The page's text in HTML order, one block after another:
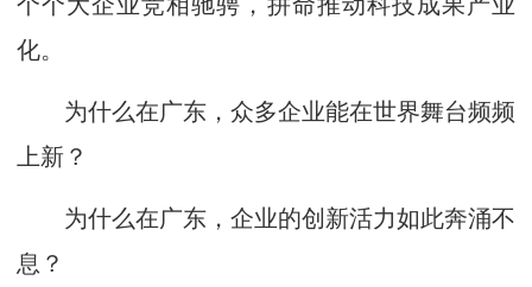
个个大企业竞相驰骋，拼命推动科技成果产业
化。
为什么在广东，众多企业能在世界舞台频频
上新？
为什么在广东，企业的创新活力如此奔涌不
息？